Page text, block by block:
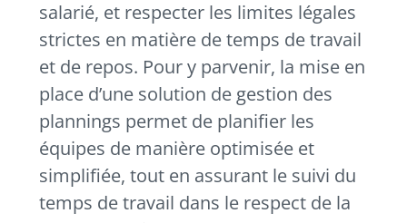
salarié, et respecter les limites légales
strictes en matière de temps de travail
et de repos. Pour y parvenir, la mise en
place d’une solution de gestion des
plannings permet de planifier les
équipes de manière optimisée et
simplifiée, tout en assurant le suivi du
temps de travail dans le respect de la